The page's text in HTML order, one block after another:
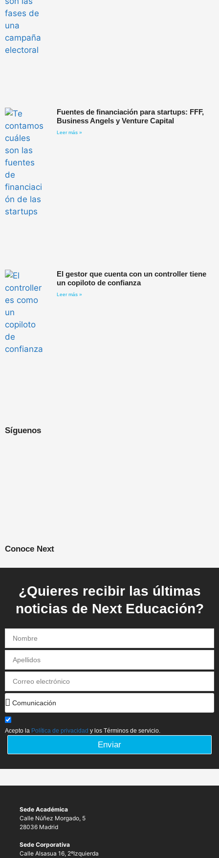
Fuentes de financiación para startups: FFF,
Business Angels y Venture Capital
Leer más »
El gestor que cuenta con un controller tiene
un copiloto de confianza
Leer más »
Síguenos
Conoce Next
¿Quieres recibir las últimas
noticias de Next Educación?
Acepto la Política de privacidad y los Términos de servicio.
Enviar
Sede Académica
Calle Núñez Morgado, 5
28036 Madrid
Sede Corporativa
Calle Alsasua 16, 2ºIzquierda